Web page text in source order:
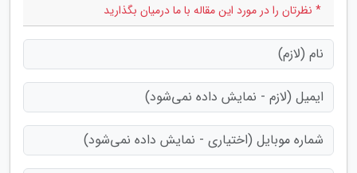
* نظرتان را در مورد این مقاله با ما درمیان بگذارید